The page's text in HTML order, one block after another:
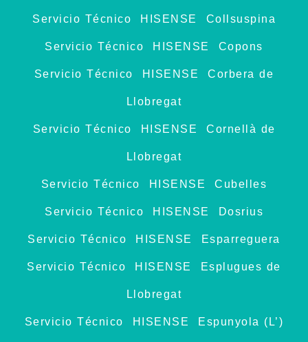
Servicio Técnico HISENSE Collsuspina
Servicio Técnico HISENSE Copons
Servicio Técnico HISENSE Corbera de
Llobregat
Servicio Técnico HISENSE Cornellà de
Llobregat
Servicio Técnico HISENSE Cubelles
Servicio Técnico HISENSE Dosrius
Servicio Técnico HISENSE Esparreguera
Servicio Técnico HISENSE Esplugues de
Llobregat
Servicio Técnico HISENSE Espunyola (L’)